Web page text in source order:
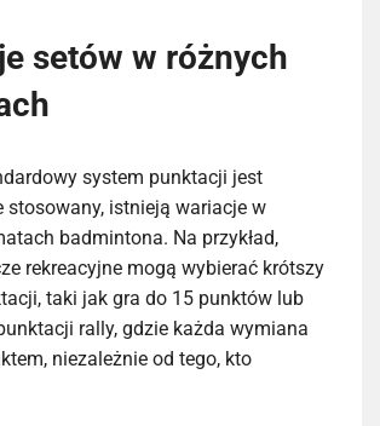
setów w różnych
system punktacji jest
stosowany, istnieją wariacje w
badmintona. Na przykład,
rekreacyjne mogą wybierać krótszy
taki jak gra do 15 punktów lub
rally, gdzie każda wymiana
niezależnie od tego, kto